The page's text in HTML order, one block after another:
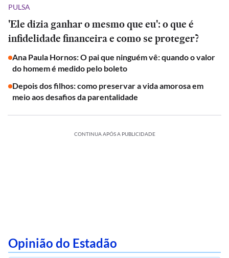
PULSA
'Ele dizia ganhar o mesmo que eu': o que é
infidelidade financeira e como se proteger?
Ana Paula Hornos: O pai que ninguém vê: quando o valor
do homem é medido pelo boleto
Depois dos filhos: como preservar a vida amorosa em
meio aos desafios da parentalidade
CONTINUA APÓS A PUBLICIDADE
Opinião do Estadão